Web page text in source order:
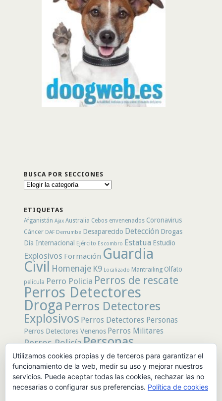
BUSCA POR SECCIONES
Busca
ETIQUETAS
Afganistán Ajax Australia Cebos envenenados Coronavirus
Cáncer DAF Derrumbe Desaparecido Detección Drogas
Día Internacional Ejército Escombro Estatua Estudio
Explosivos Formación Guardia
Civil Homenaje K9 Localizado Mantrailing Olfato
película Perro Policia Perros de rescate
Perros Detectores
Droga Perros Detectores
Explosivos Perros Detectores Personas
Perros Detectores Venenos Perros Militares
Perros PolicíaPersonas
Desaparecidas Policía Policía Local
Policía Nacionalrastro rescate Restos
humanosTerremoto Tertulias Caninas Unidad
canina Veneno Video
Utilizamos cookies propias y de terceros para garantizar el
funcionamiento de la web, medir su uso y mejorar nuestros
servicios. Puede aceptar todas las cookies, rechazar las no
necesarias o configurar sus preferencias. Política de cookies